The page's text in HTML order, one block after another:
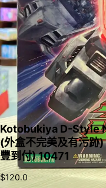
入購物車
Kotobukiya D-Style
(外盒不完美及有污跡
豐到付) 10471
$120.0